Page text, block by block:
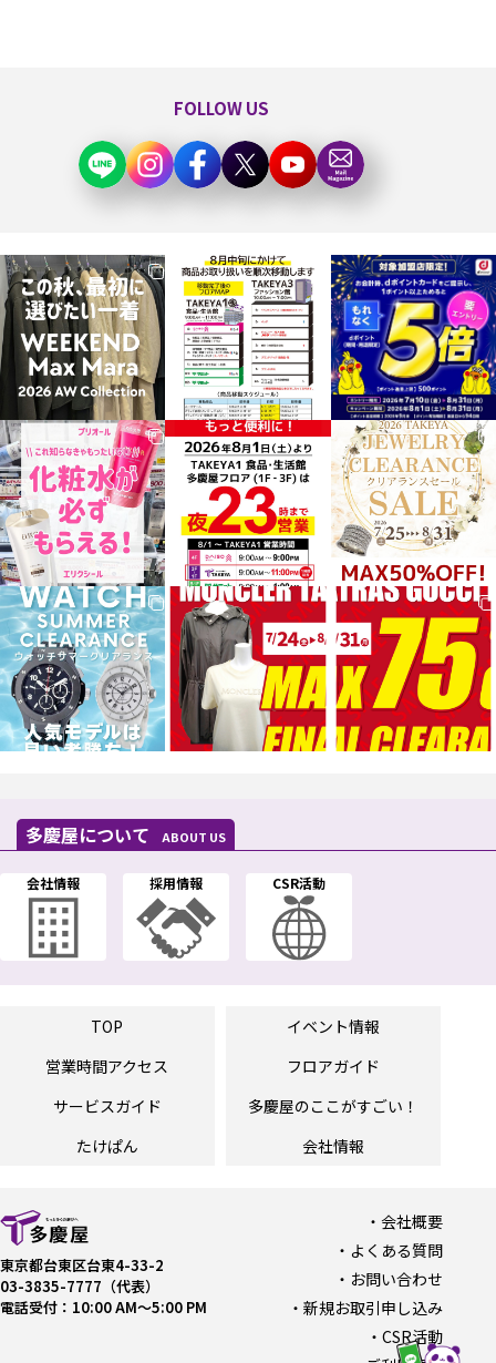
FOLLOW US
多慶屋について ABOUT US
会社情報 採用情報 CSR活動
TOP
イベント情報
営業時間アクセス
フロアガイド
サービスガイド
多慶屋のここがすごい！
たけぱん
会社情報
東京都台東区台東4-33-2
03-3835-7777（代表）
電話受付：10:00 AM〜5:00 PM
会社概要
よくある質問
お問い合わせ
新規お取引申し込み
CSR活動